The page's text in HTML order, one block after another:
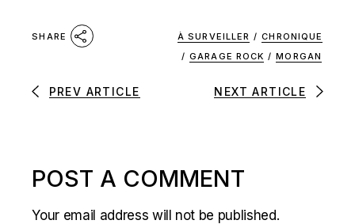
SHARE À SURVEILLER / CHRONIQUE
/ GARAGE ROCK / MORGAN
PREV ARTICLE NEXT ARTICLE
POST A COMMENT
Your email address will not be published.